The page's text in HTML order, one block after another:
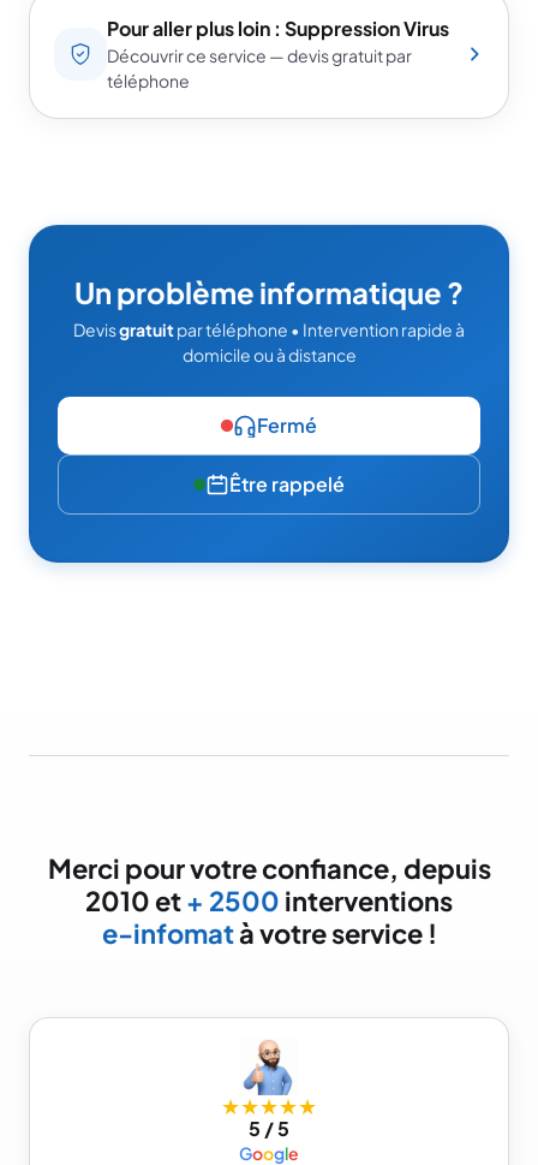
Pour aller plus loin : Suppression Virus
Découvrir ce service — devis gratuit par
téléphone
Un problème informatique ?
Devisgratuitpar téléphone • Intervention rapide à
domicile ou à distance
Fermé
Être rappelé
Merci pour votre confiance, depuis
2010 et+ 2500 interventions
e-infomatà votre service !
★★★★★
5 / 5
Google